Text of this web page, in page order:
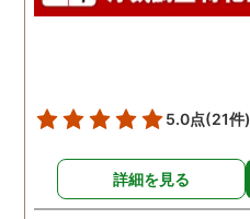
5.0点(21件)
詳細を見る